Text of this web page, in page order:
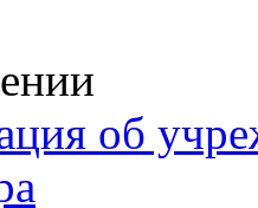
об